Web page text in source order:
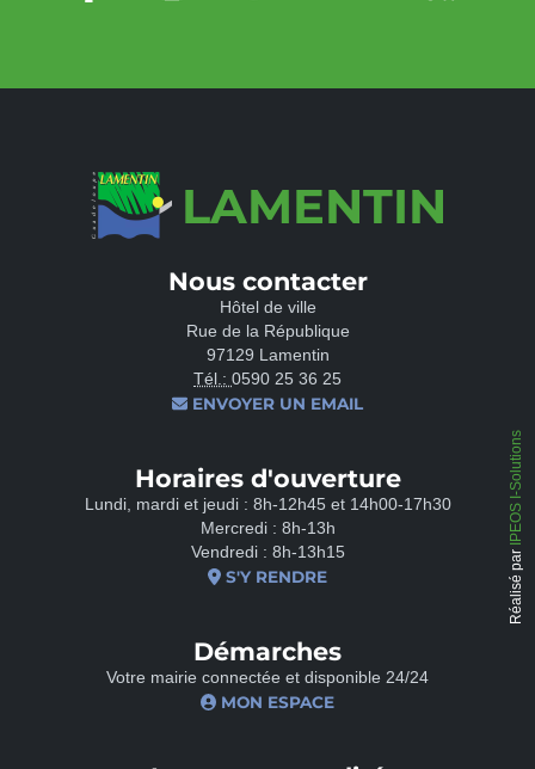
LAMENTIN
Nous contacter
Hôtel de ville
Rue de la République
97129 Lamentin
Tél.: 0590 25 36 25
ENVOYER UN EMAIL
Horaires d'ouverture
Lundi, mardi et jeudi : 8h-12h45 et 14h00-17h30
Mercredi : 8h-13h
Vendredi : 8h-13h15
S'Y RENDRE
Démarches
Votre mairie connectée et disponible 24/24
MON ESPACE
Réalisé par
IPEOS I-Solutions